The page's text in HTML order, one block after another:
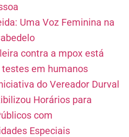
Uma Voz Feminina na
contra a mpox está
em humanos
do Vereador Durval
Horários para
com
Especiais